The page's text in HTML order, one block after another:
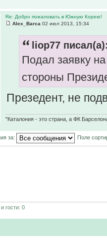
Re: Добро пожаловать в Южную Корею!
Alex_Barca 02 июл 2013, 15:34
liop77
Подал заявку
стороны
Презедент, не
"Каталония - это страна, а ФК
за: Поле
гости: 0